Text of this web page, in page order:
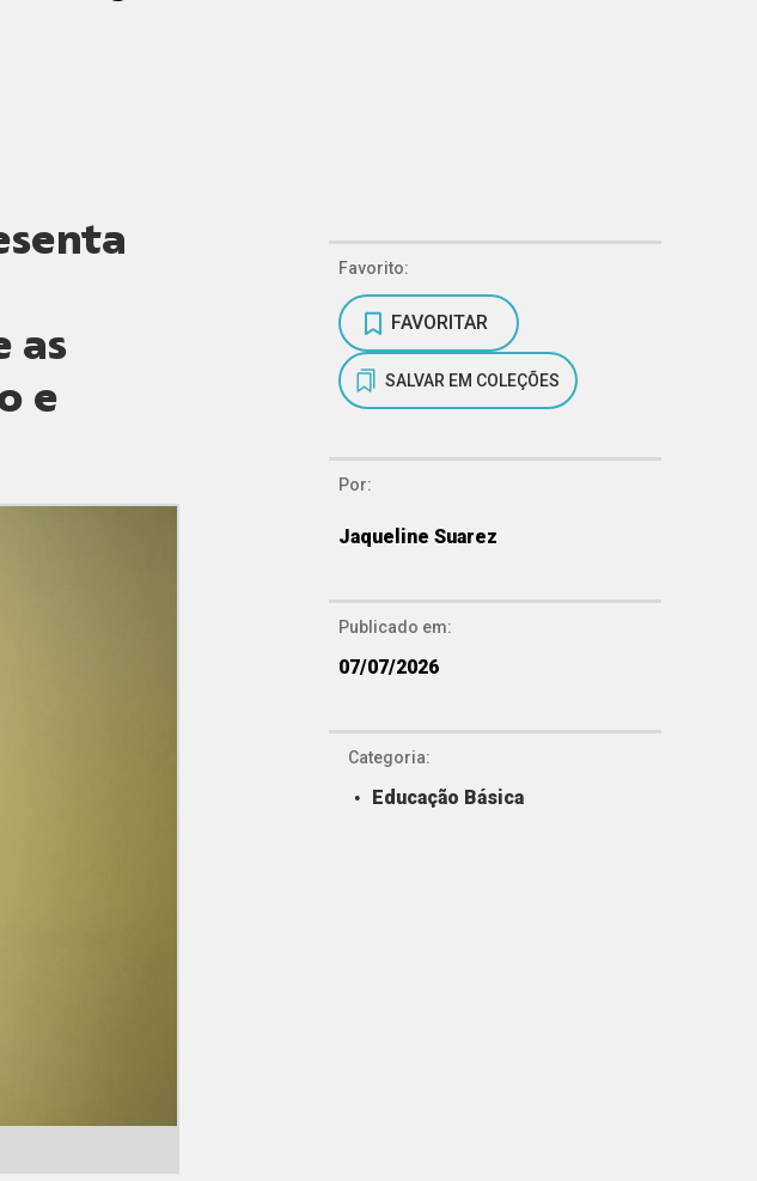
as
e
Favorito:
FAVORITAR
SALVAR EM COLEÇÕES
Por:
Jaqueline Suarez
Publicado em:
07/07/2026
Categoria:
Educação Básica